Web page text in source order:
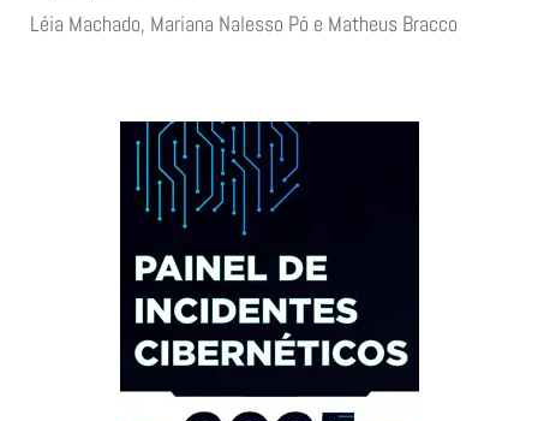
Léia Machado, Mariana Nalesso Pó e Matheus Bracco